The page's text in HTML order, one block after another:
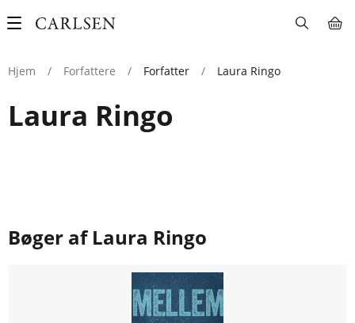
Main
Hjem
/ Forfattere / Forfatter / Laura Ringo
Laura Ringo
Bøger af Laura Ringo